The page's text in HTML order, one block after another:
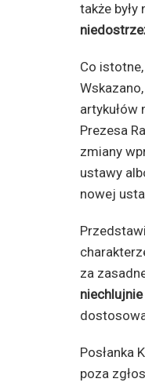
także
Co
artykułów
Prezesa
zmiany
ustawy
nowej
za
Posłanka
poza